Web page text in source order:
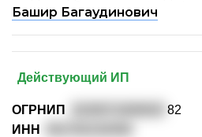
Башир Багаудинович
Действующий ИП
ОГРНИП
82
ИНН